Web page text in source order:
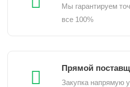
Мы гарантируем
все 100%
Прямой
Закупка напрямую